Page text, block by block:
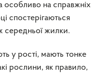
особливо на справжніх
спостерігаються
середньої жилки.
у рості, мають тонке
рослини, як правило,